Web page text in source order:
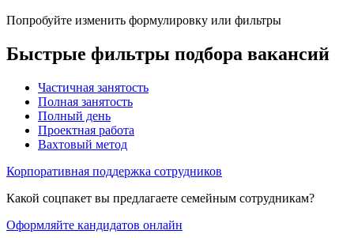
Попробуйте изменить формулировку или фильтры
Быстрые фильтры подбора вакансий
Частичная занятость
Полная занятость
Полный день
Проектная работа
Вахтовый метод
Корпоративная поддержка сотрудников
Какой соцпакет вы предлагаете семейным сотрудникам?
Оформляйте кандидатов онлайн